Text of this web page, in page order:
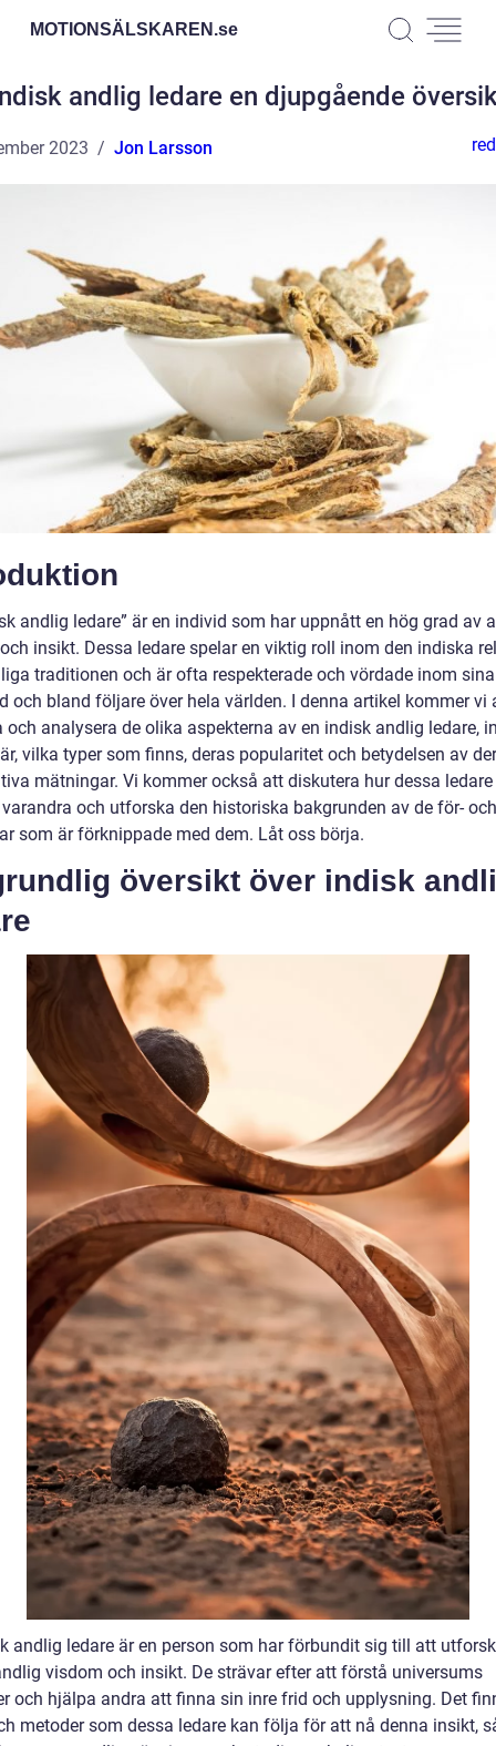
MOTIONSÄLSKAREN.se
andlig ledare en djupgående
2023 Jon Larsson
andlig ledare” är en individ som har uppnått en hög grad av
insikt. Dessa ledare spelar en viktig roll inom den indiska
traditionen och är ofta respekterade och vördade inom sina
och bland följare över hela världen. I denna artikel kommer vi
och analysera de olika aspekterna av en indisk andlig ledare,
vilka typer som finns, deras popularitet och betydelsen av
mätningar. Vi kommer också att diskutera hur dessa
och utforska den historiska bakgrunden av de för- och
som är förknippade med dem. Låt oss börja.
översikt över indisk
andlig ledare är en person som har förbundit sig till att
visdom och insikt. De strävar efter att förstå universums
och hjälpa andra att finna sin inre frid och upplysning. Det
metoder som dessa ledare kan följa för att nå denna insikt,